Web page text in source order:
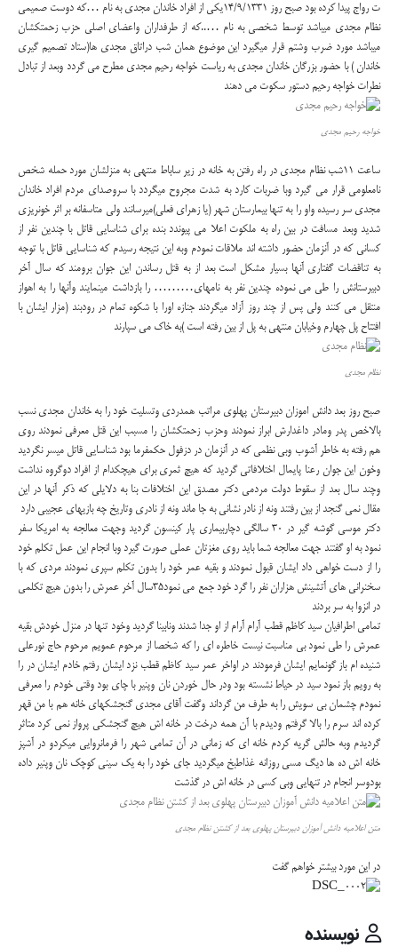
ت رواج پیدا کرده بود صبح روز 14/9/1331یکی از افراد خاندان مجدی به نام …که دوست صمیمی
نظام مجدی میباشد توسط شخصی به نام …..که از طرفداران واعضای اصلی حزب زحمتکشان
میباشد مورد ضرب وشتم قرار میگیرد این موضوع همان شب دراتاق مجدی ها(ستاد تصمیم گیری
خاندان ) با حضور بزرگان خاندان مجدی به ریاست خواجه رحیم مجدی مطرح می گردد وبعد از تبادل
نطرات خواجه رحیم دستور سکوت می دهند
خواجه رحیم مجدی
ساعت 11شب نظام مجدی در راه رفتن به خانه در زیر ساباط منتهی به منزلشان مورد حمله شخص
نامعلومی قرار می گیرد وبا ضربات کارد به شدت مجروح میگردد با سروصدای مردم افراد خاندان
مجدی سر رسیده واو را به تنها بیمارستان شهر (یا زهرای فعلی)میرسانند ولی متاسفانه بر اثر خونریزی
شدید وبعد مسافت در بین راه به ملکوت اعلا می پیوندد بنده برای شناسایی قاتل با چندین نفر از
کسانی که در آنزمان حضور داشته اند ملاقات نمودم وبه این نتیجه رسیدم که شناسایی قاتل با توجه
به تناقضات گفتاری آنها بسیار مشکل است بعد از به قتل رساندن این جوان برومند که سال آخر
دبیرستانش را طی می نموده چندین نفر به نامهای……… را بازداشت مینمایند وآنها را به اهواز
منتقل می کنند ولی پس از چند روز آزاد میگردند جنازه اورا با شکوه تمام در رودبند (مزار ایشان با
افتتاح پل چهارم وخیابان منتهی به پل از بین رفته است )به خاک می سپارند
نظام مجدی
صبح روز بعد دانش اموزان دبیرستان پهلوی مراتب همدردی وتسلیت خود را به خاندان مجدی نسب
بالاخص پدر ومادر داغدارش ابراز نمودند وحزب زحمتکشان را مسبب این قتل معرفی نمودند روی
هم رفته به خاطر آشوب وبی نظمی که در آنزمان در دزفول حکمفرما بود شناسایی قاتل میسر نگردید
وخون این جوان رعنا پایمال اختلافاتی گردید که هیچ ثمری برای هیچکدام از افراد دوگروه نداشت
وچند سال بعد از سقوط دولت مردمی دکتر مصدق این اختلافات بنا به دلایلی که ذکر آنها در این
مقال نمی گنجد از بین رفتند ونه از نادر نشانی به جا ماند ونه از نادری وتاریخ چه بازیهای عجیبی دارد
دکتر موسی گوشه گیر در 30 سالگی دچاربیماری پار کینسون گردید وجهت معالجه به امریکا سفر
نمود به او گفتند جهت معالجه شما باید روی مغزتان عملی صورت گیرد وبا انجام این عمل تکلم خود
را از دست خواهی داد ایشان قبول نمودند و بقیه عمر خود را بدون تکلم سپری نمودند مردی که با
سخنرانی های آتشینش هزاران نفر را گرد خود جمع می نمود35سال آخر عمرش را بدون هیچ تکلمی
در انزوا به سر بردند
تمامی اطرافیان سید کاظم قطب آرام آرام از او جدا شدند ونابینا گردید وخود تنها در منزل خودش بقیه
عمرش را طی نمود بی مناسبت نیست خاطره ای را که شخصا از مرحوم عمویم مرحوم حاج نورعلی
شنیده ام باز گونمایم ایشان فرمودند در اواخر عمر سید کاظم قطب نزد ایشان رفتم خادم ایشان در را
به رویم باز نمود سید در حیاط نشسته بود ودر حال خوردن نان وپنیر با چای بود وقتی خودم را معرفی
نمودم چشمان بی سویش را به طرف من گرداند وگفت آقای مجدی گنجشکهای خانه هم با من قهر
کرده اند سرم را بالا گرفتم ودیدم با آن همه درخت در خانه اش هیچ گنجشکی پرواز نمی کرد متاثر
گردیدم وبه حالش گریه کردم خانه ای که زمانی در آن تمامی شهر را فرمانروایی میکردو در آشپز
خانه اش ده ها دیگ مسی روزانه غذاطبخ میگردید جای خود را به یک سینی کوچک نان وپنیر داده
بودوسر انجام در تنهایی وبی کسی در خانه اش در گذشت
متن اعلامیه دانش آموزان دبیرستان پهلوی بعد از کشتن نظام مجدی
در این مورد بیشتر خواهم گفت
نویسنده